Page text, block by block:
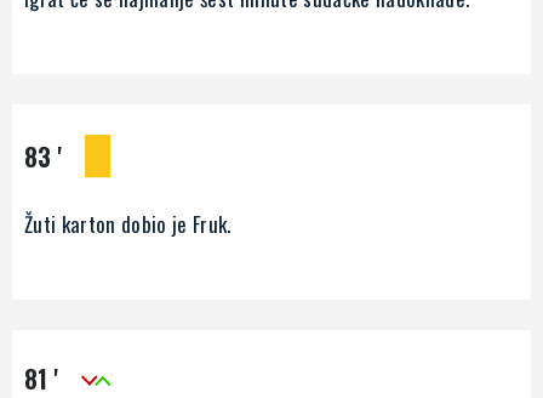
83 '
Žuti karton dobio je Fruk.
81 '